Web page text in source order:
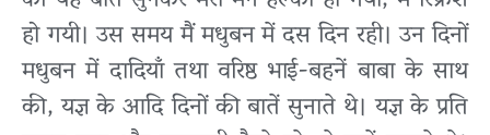
हो गयी। उस समय मैं मधुबन में दस दिन रही। उन दिनों
मधुबन में दादियाँ तथा वरिष्ठ भाई-बहनें बाबा के साथ
की, यज्ञ के आदि दिनों की बातें सुनाते थे। यज्ञ के प्रति